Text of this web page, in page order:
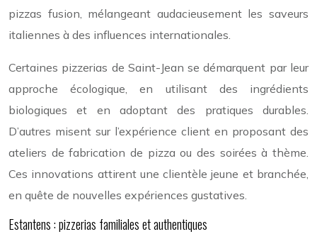
pizzas fusion, mélangeant audacieusement les saveurs
italiennes à des influences internationales.
Certaines pizzerias de Saint-Jean se démarquent par leur
approche écologique, en utilisant des ingrédients
biologiques et en adoptant des pratiques durables.
D’autres misent sur l’expérience client en proposant des
ateliers de fabrication de pizza ou des soirées à thème.
Ces innovations attirent une clientèle jeune et branchée,
en quête de nouvelles expériences gustatives.
Estantens : pizzerias familiales et authentiques